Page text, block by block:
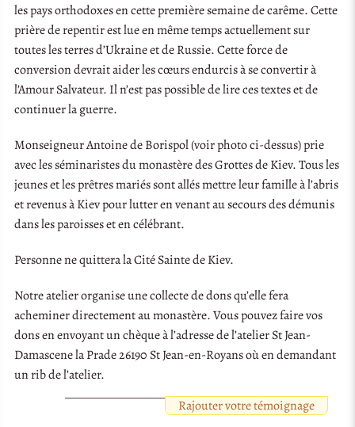
les pays orthodoxes en cette première semaine de carême. Cette
prière de repentir est lue en même temps actuellement sur
toutes les terres d’Ukraine et de Russie. Cette force de
conversion devrait aider les cœurs endurcis à se convertir à
l’Amour Salvateur. Il n’est pas possible de lire ces textes et de
continuer la guerre.
Monseigneur Antoine de Borispol (voir photo ci-dessus) prie
avec les séminaristes du monastère des Grottes de Kiev. Tous les
jeunes et les prêtres mariés sont allés mettre leur famille à l’abris
et revenus à Kiev pour lutter en venant au secours des démunis
dans les paroisses et en célébrant.
Personne ne quittera la Cité Sainte de Kiev.
Notre atelier organise une collecte de dons qu’elle fera
acheminer directement au monastère. Vous pouvez faire vos
dons en envoyant un chèque à l’adresse de l’atelier St Jean-
Damascene la Prade 26190 St Jean-en-Royans où en demandant
un rib de l’atelier.
Rajouter votre témoignage